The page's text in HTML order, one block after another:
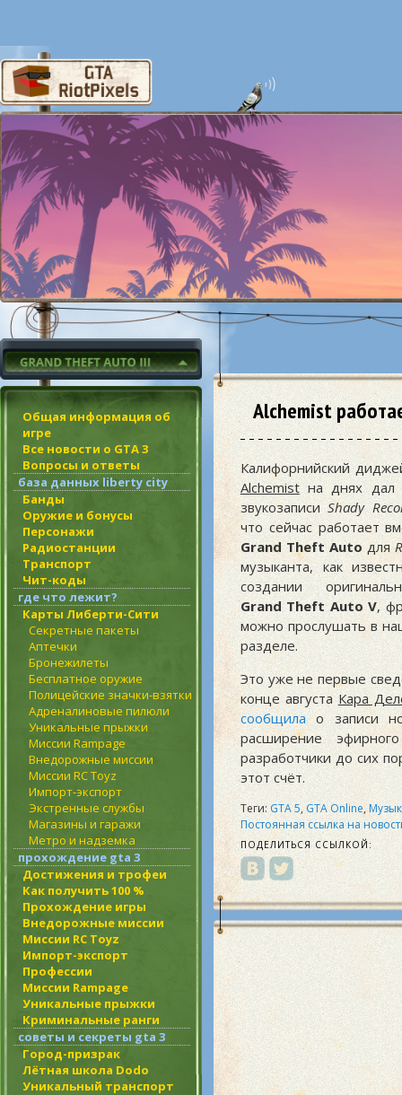
Общая информация об
игре
Все новости о GTA 3
Вопросы и ответы
база данных liberty city
Банды
Оружие и бонусы
Персонажи
Радиостанции
Транспорт
Чит-коды
где что лежит?
Карты Либерти-Сити
Секретные пакеты
Аптечки
Бронежилеты
Бесплатное оружие
Полицейские значки-взятки
Адреналиновые пилюли
Уникальные прыжки
Миссии Rampage
Внедорожные миссии
Миссии RC Toyz
Импорт-экспорт
Экстренные службы
Магазины и гаражи
Метро и надземка
прохождение gta 3
Достижения и трофеи
Как получить 100 %
Прохождение игры
Внедорожные миссии
Миссии RC Toyz
Импорт-экспорт
Профессии
Миссии Rampage
Уникальные прыжки
Криминальные ранги
советы и секреты gta 3
Город-призрак
Лётная школа Dodo
Уникальный транспорт
Alchemist
Калифорнийский
Alchemistна днях дал
звукозаписиShady
что сейчас работает
Grand Theft Auto для
музыканта, как
создании
Grand Theft Auto V,
можно прослушать в
разделе.
Это уже не первые
конце августа Кара
сообщила о записи
расширение
разработчики до сих
этот счёт.
Теги: GTA 5,GTA Online,
Постоянная ссылка на
ПОДЕЛИТЬСЯ ССЫЛКОЙ: